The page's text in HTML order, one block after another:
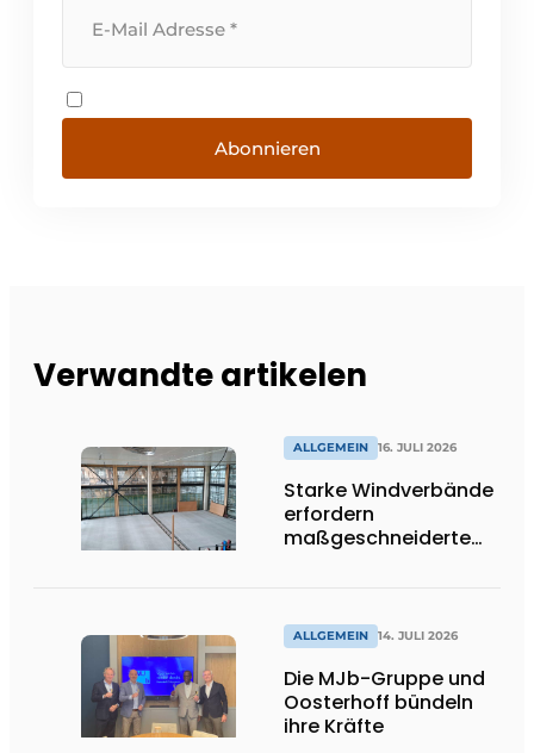
Abonnieren
Verwandte artikelen
ALLGEMEIN 16. JULI 2026
Starke Windverbände
erfordern
maßgeschneiderte
ALLGEMEIN 14. JULI 2026
Die MJb-Gruppe und
Oosterhoff bündeln
ihre Kräfte